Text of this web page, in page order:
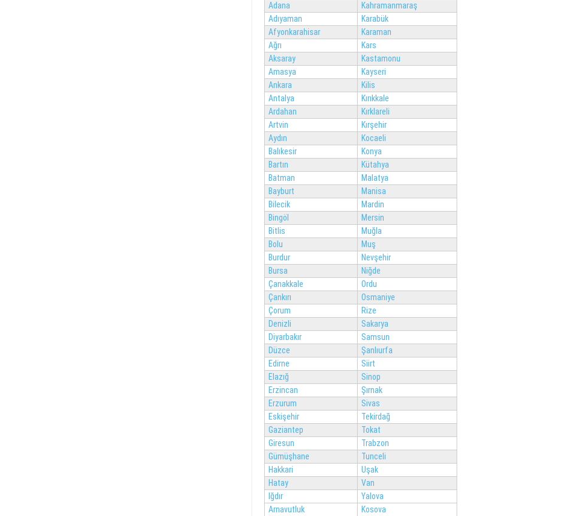
Adana
Kahramanmaraş
Adıyaman
Karabük
Afyonkarahisar
Karaman
Ağrı
Kars
Aksaray
Kastamonu
Amasya
Kayseri
Ankara
Kilis
Antalya
Kırıkkale
Ardahan
Kırklareli
Artvin
Kırşehir
Aydın
Kocaeli
Balıkesir
Konya
Bartın
Kütahya
Batman
Malatya
Bayburt
Manisa
Bilecik
Mardin
Bingöl
Mersin
Bitlis
Muğla
Bolu
Muş
Burdur
Nevşehir
Bursa
Niğde
Çanakkale
Ordu
Çankırı
Osmaniye
Çorum
Rize
Denizli
Sakarya
Diyarbakır
Samsun
Düzce
Şanlıurfa
Edirne
Siirt
Elazığ
Sinop
Erzincan
Şırnak
Erzurum
Sivas
Eskişehir
Tekirdağ
Gaziantep
Tokat
Giresun
Trabzon
Gümüşhane
Tunceli
Hakkari
Uşak
Hatay
Van
Iğdır
Yalova
Arnavutluk
Kosova